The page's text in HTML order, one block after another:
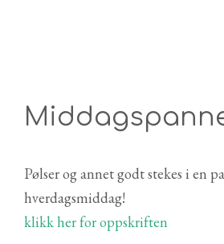
Pølser og annet godt stekes i en
hverdagsmiddag!
klikk her for oppskriften